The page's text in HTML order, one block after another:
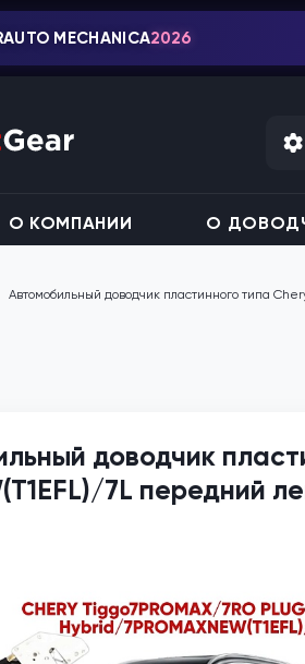
MECHANICA2026
О КОМПАНИИ О
Автомобильный доводчик пластинного типа
доводчик
7L передний